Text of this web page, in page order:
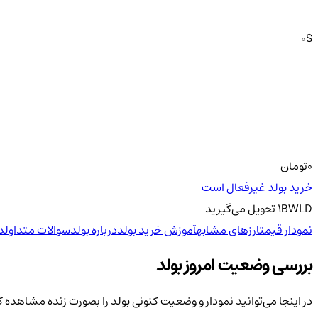
0$
0تومان
خرید بولد غیرفعال است
1BWLD تحویلمی‌گیرید
نمودار قیمتارزهای مشابهآموزش خرید بولددرباره بولدسوالات متداول
بررسی وضعیت امروز بولد
در اینجا می‌توانید نمودار و وضعیت کنونی بولد را بصورت زنده مشاهده